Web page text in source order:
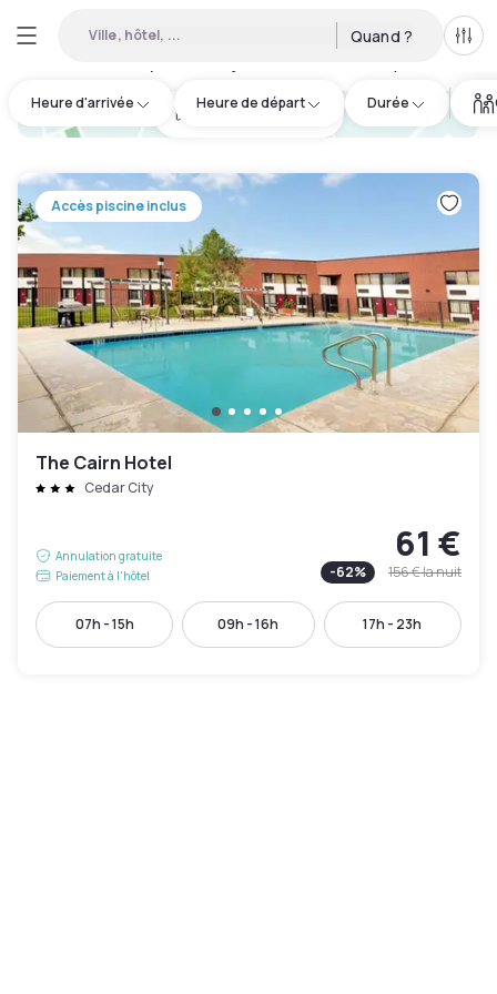
Ville, hôtel, ... Quand ?
Heure d'arrivée Heure de départ Durée
hotel.cta.view_map
Accès piscine inclus
The Cairn Hotel
Cedar City
Annulation gratuite
Paiement à l'hôtel
61 €
-62% 156 €la nuit
07h - 15h 09h - 16h 17h - 23h